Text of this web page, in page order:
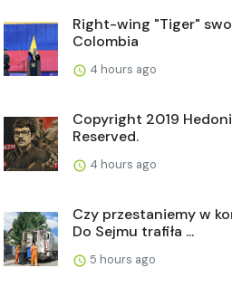
Right-wing "Tiger"
Colombia
4 hours ago
Copyright 2019
Reserved.
4 hours ago
Czy przestaniemy w
Do Sejmu trafiła ...
5 hours ago